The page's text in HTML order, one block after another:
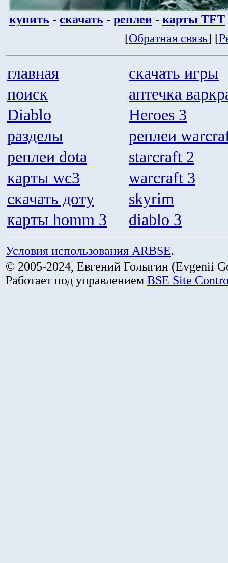
купить - скачать - реплеи - карты TFT
[Обратная связь] [
главная
скачать игры
поиск
аптечка
Diablo
Heroes 3
разделы
реплеи
реплеи dota
starcraft 2
карты wc3
warcraft 3
скачать доту
skyrim
карты homm 3
diablo 3
Условия использования ARBSE.
© 2005-2024, Евгений Голыгин (Evgenii
Работает под управлением BSE Site